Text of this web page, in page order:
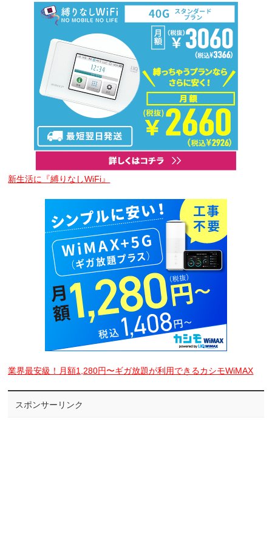
新生活に『縛りなしWiFi』
業界最安級！月額1,280円〜ギガ放題が利用できるカシモWiMAX
スポンサーリンク